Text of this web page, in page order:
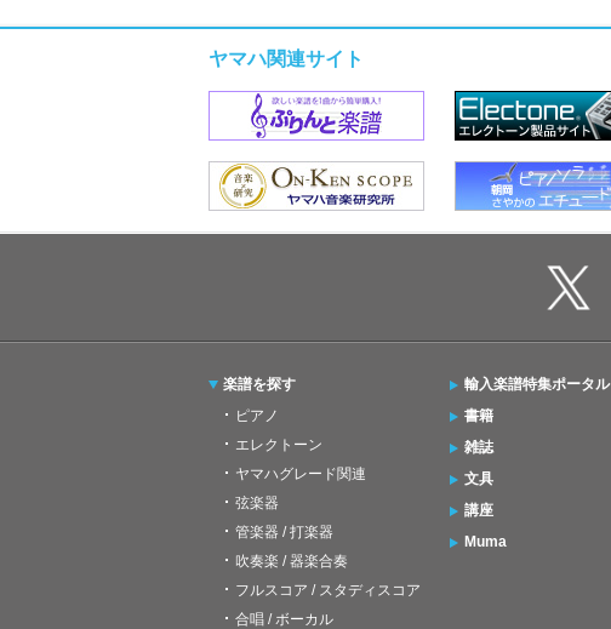
ヤマハ関連サイト
楽譜を探す
ピアノ
エレクトーン
ヤマハグレード関連
弦楽器
管楽器 / 打楽器
吹奏楽 / 器楽合奏
フルスコア / スタディスコア
合唱 / ボーカル
輸入楽譜特集ポータル
書籍
雑誌
文具
講座
Muma